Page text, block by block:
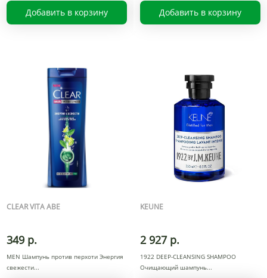
Добавить в корзину Добавить в корзину
CLEAR VITA ABE
349 р.
MEN Шампунь против перхоти Энергия
свежести
KEUNE
2 927 р.
1922 DEEP-CLEANSING SHAMPOO
Очищающий шампунь